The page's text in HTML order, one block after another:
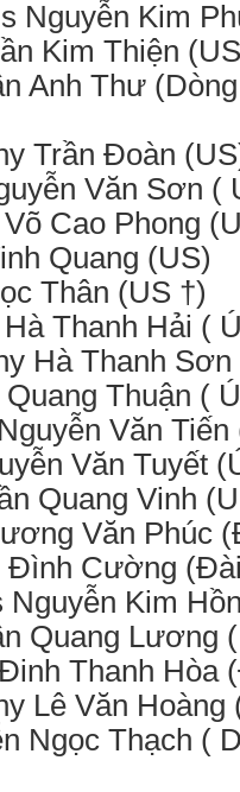
Nguyễn Kim
Kim Thiện
Anh Thư
Trần Đoàn
Văn Sơn (
Cao Phong
Quang (US)
Thân (US †)
Thanh Hải (
Hà Thanh
Thuận (
Văn Tiến
Văn Tuyết
Quang Vinh
Văn Phúc
Đình Cường
Nguyễn Kim
Quang Lương
Thanh Hòa
Lê Văn Hoàng
Ngọc Thạch (